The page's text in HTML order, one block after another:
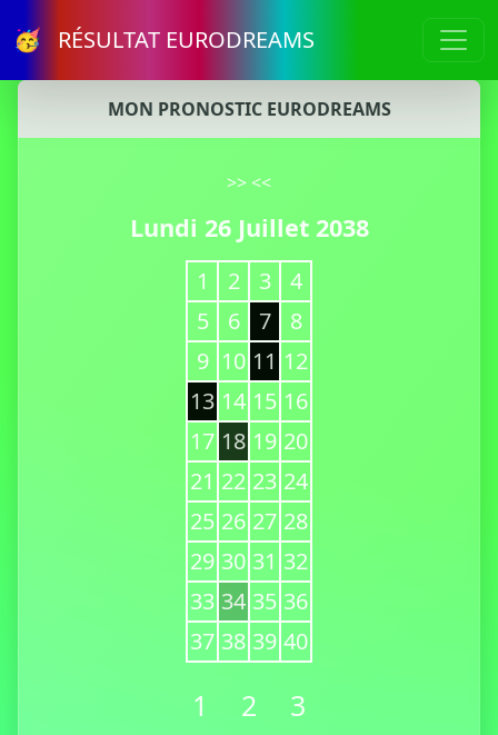
🥳 RÉSULTAT EURODREAMS
MON PRONOSTIC EURODREAMS
>> <<
Lundi 26 Juillet 2038
1 2 3
4
5
6 7
8
9 10 11 12
13 14 15 16
17 18 19 20
21 22 23 24
25 26 27 28
29 30 31 32
33 34 35 36
37 38 39 40
1 2
3